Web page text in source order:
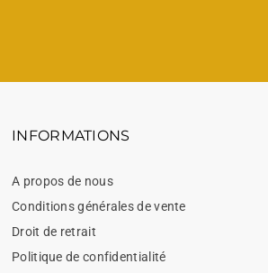
INFORMATIONS
A propos de nous
Conditions générales de vente
Droit de retrait
Politique de confidentialité